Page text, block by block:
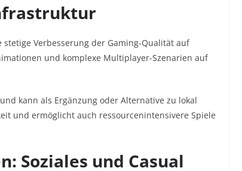
Verbesserung der Gaming-Qualität auf
und komplexe Multiplayer-Szenarien auf
kann als Ergänzung oder Alternative zu lokal
und ermöglicht auch ressourcenintensivere Spiele
Soziales und Casual